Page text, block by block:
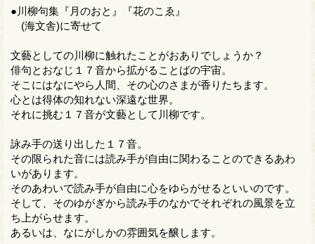
●川柳句集『月のおと』『花のこゑ』
(海文舎)に寄せて
文藝としての川柳に触れたことがおありでしょうか？
俳句とおなじ１７音から拡がることばの宇宙。
そこにはなにやら人間、その心のさまが香りたちます。
心とは得体の知れない深遠な世界。
それに挑む１７音が文藝として川柳です。
詠み手の送り出した１７音。
その限られた音には読み手が自由に関わることのできるあわ
いがあります。
そのあわいで読み手が自由に心をゆらがせるといいのです。
そして、そのゆがぎから読み手のなかでそれぞれの風景を立
ち上がらせます。
あるいは、なにがしかの雰囲気を醸します。